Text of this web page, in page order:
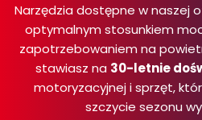
Narzędzia dostępne w naszej
optymalnym stosunkiem
zapotrzebowaniem na
stawiasz na 30-letnie
motoryzacyjnej i sprzęt,
szczycie sezonu